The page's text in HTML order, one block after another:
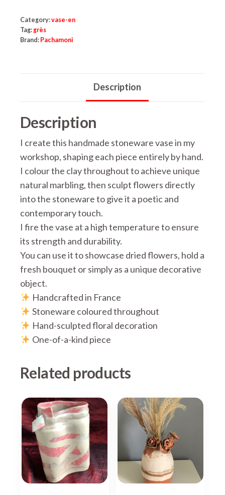
sculpted
flowers
Category:vase-en
Tag:grès
Brand: Pachamoni
Description
Description
I create this handmade stoneware vase in my
workshop, shaping each piece entirely by hand.
I colour the clay throughout to achieve unique
natural marbling, then sculpt flowers directly
into the stoneware to give it a poetic and
contemporary touch.
I fire the vase at a high temperature to ensure
its strength and durability.
You can use it to showcase dried flowers, hold a
fresh bouquet or simply as a unique decorative
object.
Handcrafted in France
Stoneware coloured throughout
Hand-sculpted floral decoration
One-of-a-kind piece
Related products